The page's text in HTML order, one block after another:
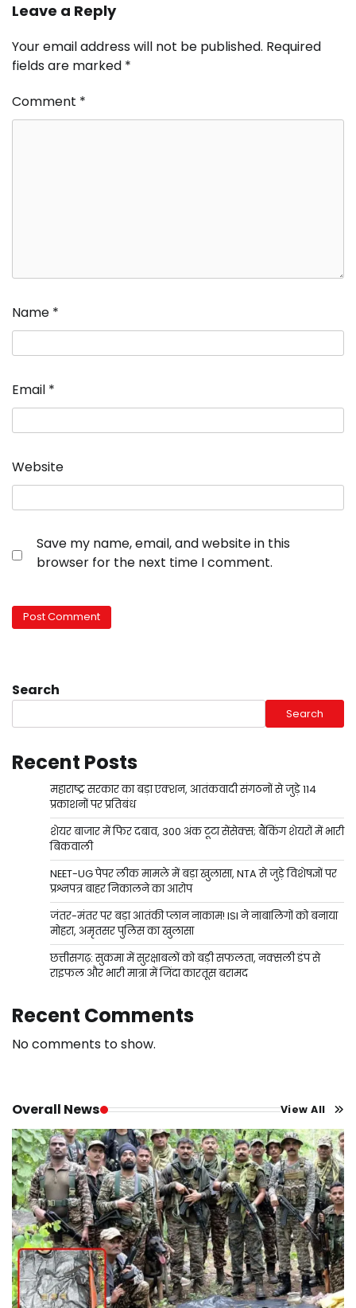
Leave a Reply
Your email address will not be published. Required
fields are marked *
Comment *
Name *
Email *
Website
Save my name, email, and website in this
browser for the next time I comment.
Search
Search
Recent Posts
महाराष्ट्र सरकार का बड़ा एक्शन, आतंकवादी संगठनों से जुड़े 114
प्रकाशनों पर प्रतिबंध
शेयर बाजार में फिर दबाव, 300 अंक टूटा सेंसेक्स; बैंकिंग शेयरों में भारी
बिकवाली
NEET-UG पेपर लीक मामले में बड़ा खुलासा, NTA से जुड़े विशेषज्ञों पर
प्रश्नपत्र बाहर निकालने का आरोप
जंतर-मंतर पर बड़ा आतंकी प्लान नाकाम! ISI ने नाबालिगों को बनाया
मोहरा, अमृतसर पुलिस का खुलासा
छत्तीसगढ़: सुकमा में सुरक्षाबलों को बड़ी सफलता, नक्सली डंप से
राइफल और भारी मात्रा में जिंदा कारतूस बरामद
Recent Comments
No comments to show.
Overall News View All